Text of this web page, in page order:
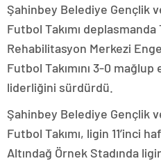
Şahinbey Belediye Gençlik
Futbol Takımı
Rehabilitasyon Merkezi
Futbol Takımını 3-0 mağlup
liderliğini sürdürdü.
Şahinbey Belediye Gençlik
Futbol Takımı, ligin 11’inci
Altındağ Örnek Stadında